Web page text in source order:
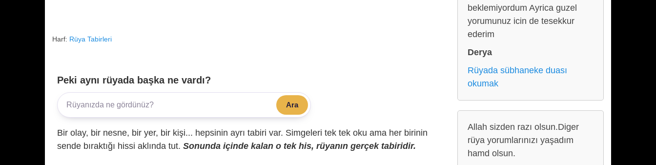
Harf: Rüya Tabirleri
Peki aynı rüyada başka ne vardı?
Ara
Bir olay, bir nesne, bir yer, bir kişi... hepsinin ayrı tabiri var. Simgeleri tek tek oku ama her birinin
sende bıraktığı hissi aklında tut. Sonunda içinde kalan o tek his, rüyanın gerçek tabiridir.
beklemiyordum Ayrica guzel
yorumunuz icin de tesekkur
ederim
Derya
Rüyada sübhaneke duası
okumak
Allah sizden razı olsun.Diger
rüya yorumlarınızı yaşadım
hamd olsun.